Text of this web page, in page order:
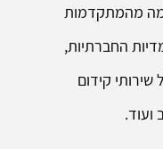
מהמתקדמות
החברתיות,
שירותי קידום
ועוד.